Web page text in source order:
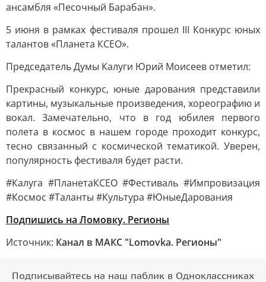
ансамбля «Песочный Барабан».
5 июня в рамках фестиваля прошел III Конкурс юных
талантов «Планета КСЕО».
Председатель Думы Калуги Юрий Моисеев отметил:
Прекрасный конкурс, юные дарования представили
картины, музыкальные произведения, хореографию и
вокал. Замечательно, что в год юбилея первого
полета в космос в нашем городе проходит конкурс,
тесно связанный с космической тематикой. Уверен,
популярность фестиваля будет расти.
#Калуга #ПланетаКСЕО #Фестиваль #Импровизация
#Космос #Таланты #Культура #ЮныеДарования
Подпишись на Ломовку. Регионы
Источник: Канал в МАКС "Lomovka. Регионы"
Подписывайтесь на наш паблик в Одноклассниках